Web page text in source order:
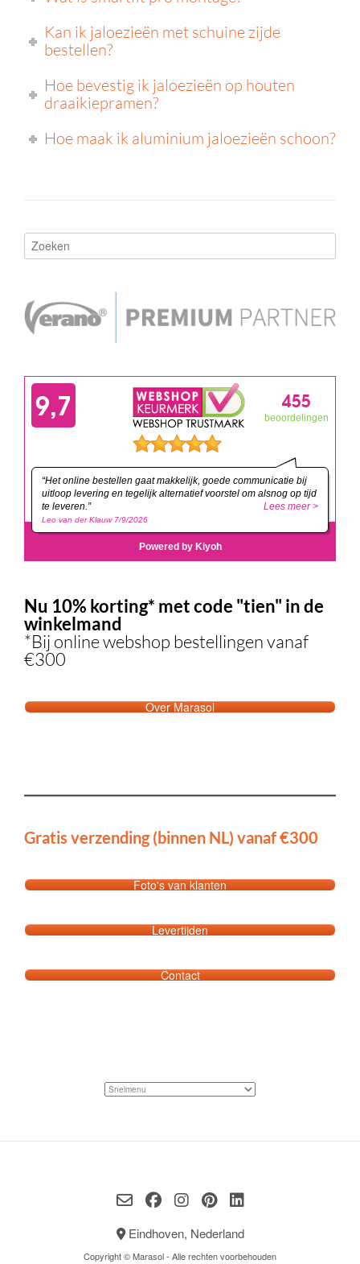
Kan ik jaloezieën met schuine zijde
bestellen?
Hoe bevestig ik jaloezieën op houten
draaikiepramen?
Hoe maak ik aluminium jaloezieën schoon?
Nu 10% korting* met code "tien" in de
winkelmand
*Bij online webshop bestellingen vanaf
€300
Over Marasol
Gratis verzending (binnen NL) vanaf €300
Foto's van klanten
Levertijden
Contact
Eindhoven, Nederland
Copyright © Marasol - Alle rechten voorbehouden